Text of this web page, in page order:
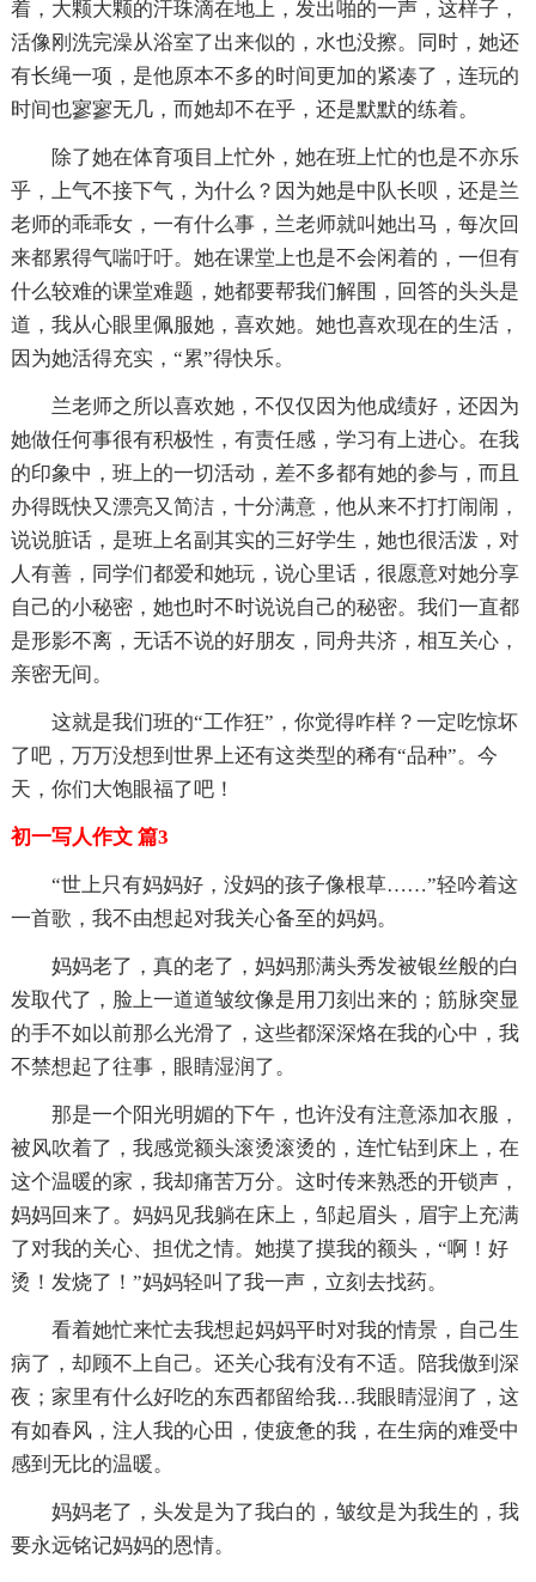
着，大颗大颗的汗珠滴在地上，发出啪的一声，这样子，
活像刚洗完澡从浴室了出来似的，水也没擦。同时，她还
有长绳一项，是他原本不多的时间更加的紧凑了，连玩的
时间也寥寥无几，而她却不在乎，还是默默的练着。
除了她在体育项目上忙外，她在班上忙的也是不亦乐
乎，上气不接下气，为什么？因为她是中队长呗，还是兰
老师的乖乖女，一有什么事，兰老师就叫她出马，每次回
来都累得气喘吁吁。她在课堂上也是不会闲着的，一但有
什么较难的课堂难题，她都要帮我们解围，回答的头头是
道，我从心眼里佩服她，喜欢她。她也喜欢现在的生活，
因为她活得充实，“累”得快乐。
兰老师之所以喜欢她，不仅仅因为他成绩好，还因为
她做任何事很有积极性，有责任感，学习有上进心。在我
的印象中，班上的一切活动，差不多都有她的参与，而且
办得既快又漂亮又简洁，十分满意，他从来不打打闹闹，
说说脏话，是班上名副其实的三好学生，她也很活泼，对
人有善，同学们都爱和她玩，说心里话，很愿意对她分享
自己的小秘密，她也时不时说说自己的秘密。我们一直都
是形影不离，无话不说的好朋友，同舟共济，相互关心，
亲密无间。
这就是我们班的“工作狂”，你觉得咋样？一定吃惊坏
了吧，万万没想到世界上还有这类型的稀有“品种”。今
天，你们大饱眼福了吧！
初一写人作文 篇3
“世上只有妈妈好，没妈的孩子像根草……”轻吟着这
一首歌，我不由想起对我关心备至的妈妈。
妈妈老了，真的老了，妈妈那满头秀发被银丝般的白
发取代了，脸上一道道皱纹像是用刀刻出来的；筋脉突显
的手不如以前那么光滑了，这些都深深烙在我的心中，我
不禁想起了往事，眼睛湿润了。
那是一个阳光明媚的下午，也许没有注意添加衣服，
被风吹着了，我感觉额头滚烫滚烫的，连忙钻到床上，在
这个温暖的家，我却痛苦万分。这时传来熟悉的开锁声，
妈妈回来了。妈妈见我躺在床上，邹起眉头，眉宇上充满
了对我的关心、担优之情。她摸了摸我的额头，“啊！好
烫！发烧了！”妈妈轻叫了我一声，立刻去找药。
看着她忙来忙去我想起妈妈平时对我的情景，自己生
病了，却顾不上自己。还关心我有没有不适。陪我傲到深
夜；家里有什么好吃的东西都留给我…我眼睛湿润了，这
有如春风，注人我的心田，使疲惫的我，在生病的难受中
感到无比的温暖。
妈妈老了，头发是为了我白的，皱纹是为我生的，我
要永远铭记妈妈的恩情。